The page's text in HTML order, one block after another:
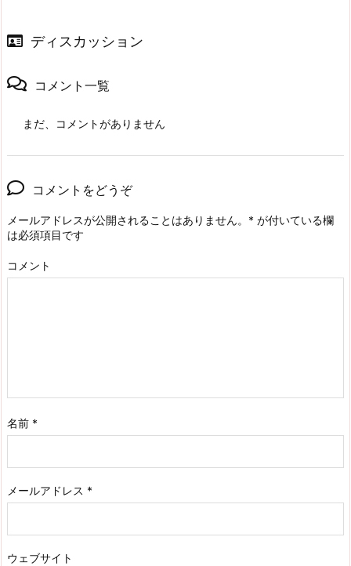
ディスカッション
コメント一覧
まだ、コメントがありません
コメントをどうぞ
メールアドレスが公開されることはありません。 * が付いている欄
は必須項目です
コメント
名前 *
メールアドレス *
ウェブサイト